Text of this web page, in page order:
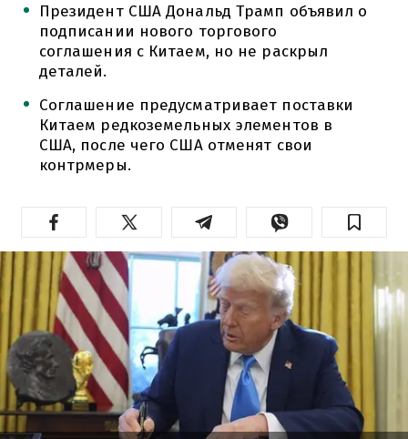
Президент США Дональд Трамп объявил о
подписании нового торгового
соглашения с Китаем, но не раскрыл
деталей.
Соглашение предусматривает поставки
Китаем редкоземельных элементов в
США, после чего США отменят свои
контрмеры.